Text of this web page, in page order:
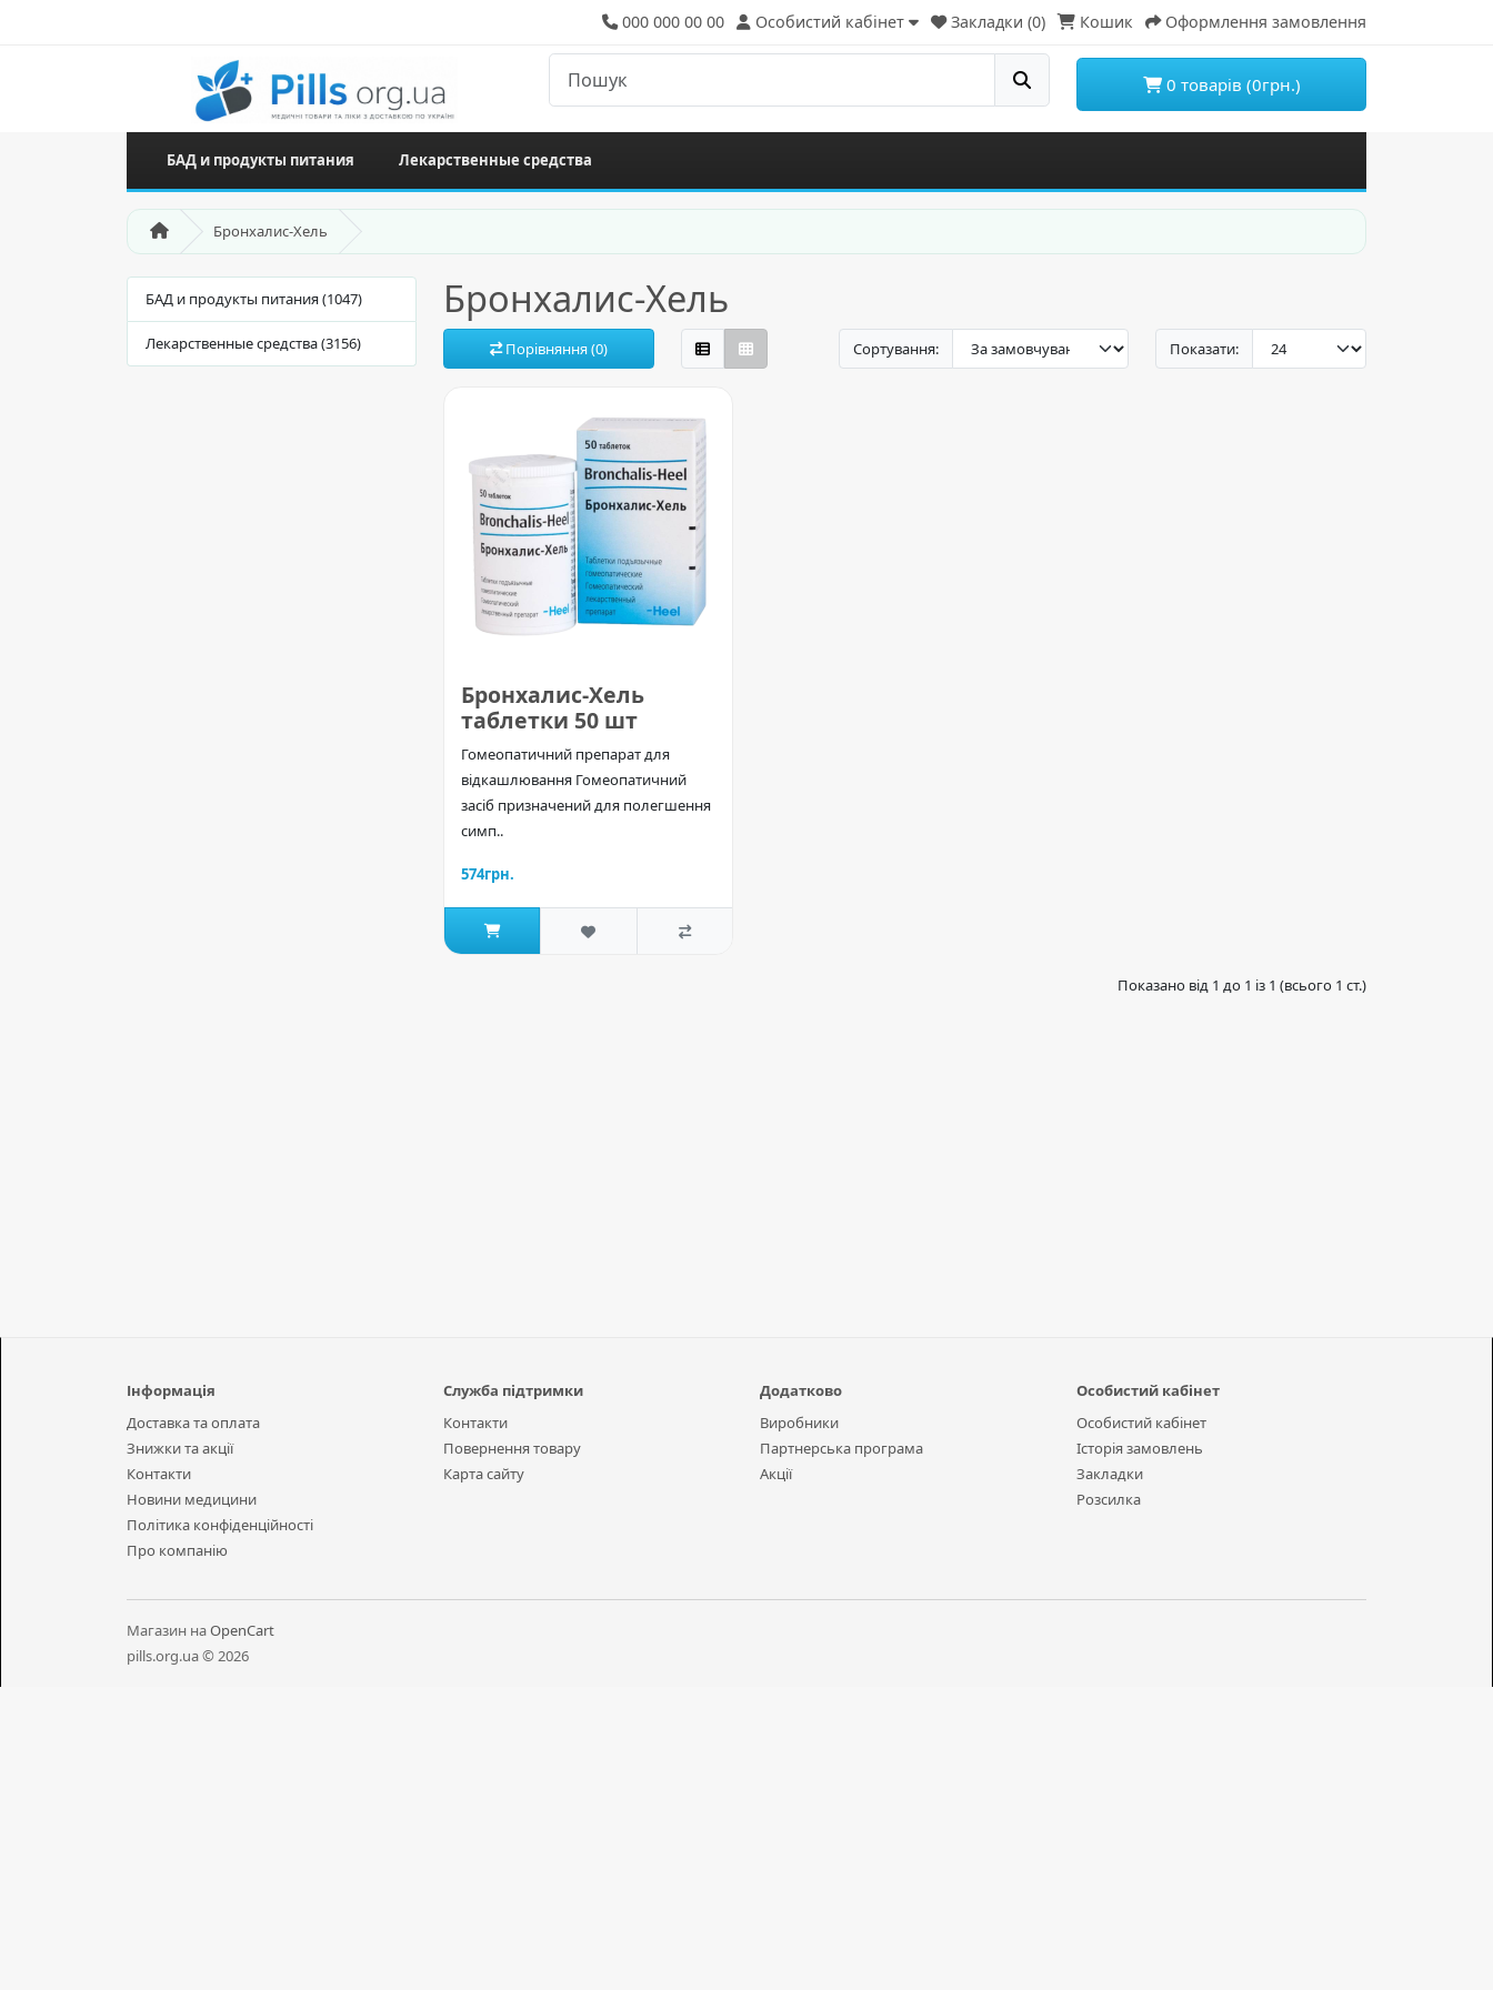
000 000 00 00 Особистий кабінет Закладки (0) Кошик Оформлення замовлення
0 товарів (0грн.)
БАД и продукты питания Лекарственные средства
Бронхалис-Хель
БАД и продукты питания (1047)
Лекарственные средства (3156)
Бронхалис-Хель
Порівняння (0) Сортування: Показати:
Бронхалис-Хель
таблетки 50 шт
Гомеопатичний препарат для
відкашлювання Гомеопатичний
засіб призначений для полегшення
симп..
574грн.
Показано від 1 до 1 із 1 (всього 1 ст.)
Інформація
Доставка та оплата
Знижки та акції
Контакти
Новини медицини
Політика конфіденційності
Про компанію
Служба підтримки
Контакти
Повернення товару
Карта сайту
Додатково
Виробники
Партнерська програма
Акції
Особистий кабінет
Особистий кабінет
Історія замовлень
Закладки
Розсилка
Магазин наOpenCart
pills.org.ua © 2026